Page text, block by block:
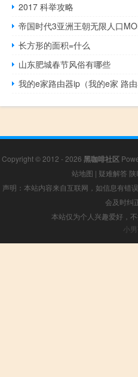
2017 科举攻略
长方形的面积=什么
山东肥城春节风俗有哪些
我的e家路由器ip（我的e家 路由
Copyright © 2012 - 2026 黑咖啡社区
站地图 | 疑难解答
声明：本站内容来自互联网，如信息有错
会及时纠
本站仅为个人兴趣爱好，
小